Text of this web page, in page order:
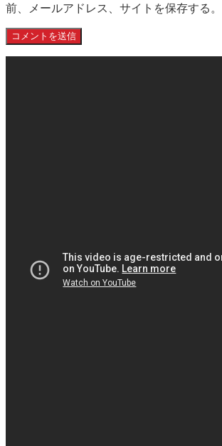
前、メールアドレス、サイトを保存する。